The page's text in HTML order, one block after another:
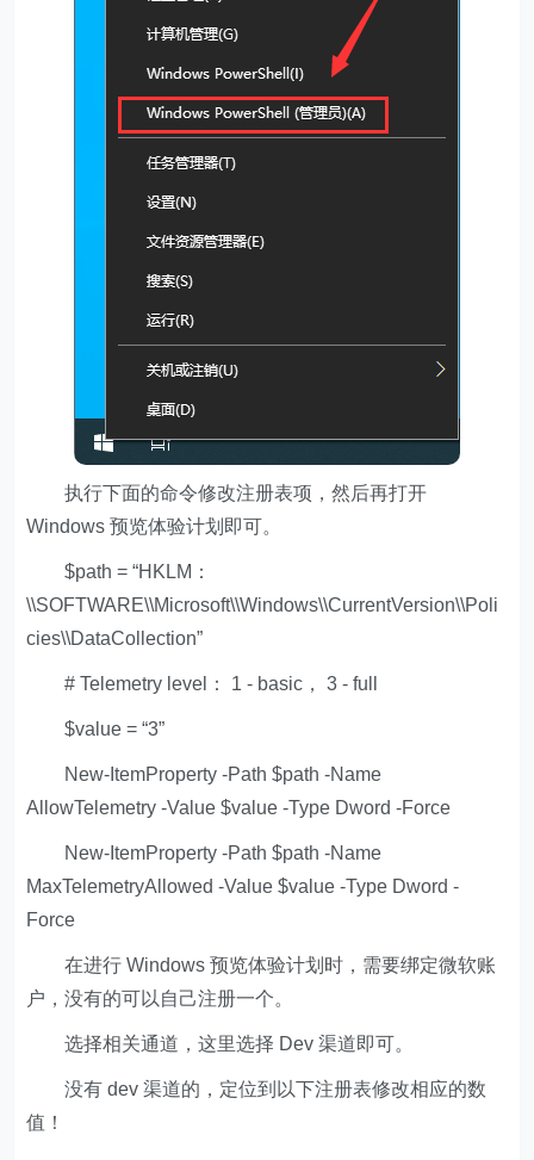
执行下面的命令修改注册表项，然后再打开
Windows 预览体验计划即可。
$path = “HKLM：
\\SOFTWARE\\Microsoft\\Windows\\CurrentVersion\\Poli
cies\\DataCollection”
# Telemetry level： 1 - basic， 3 - full
$value = “3”
New-ItemProperty -Path $path -Name
AllowTelemetry -Value $value -Type Dword -Force
New-ItemProperty -Path $path -Name
MaxTelemetryAllowed -Value $value -Type Dword -
Force
在进行 Windows 预览体验计划时，需要绑定微软账
户，没有的可以自己注册一个。
选择相关通道，这里选择 Dev 渠道即可。
没有 dev 渠道的，定位到以下注册表修改相应的数
值！